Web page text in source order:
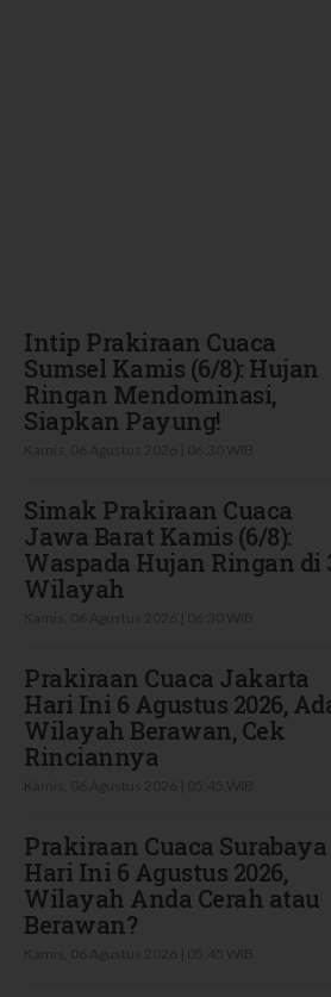
Intip Prakiraan Cuaca
Sumsel Kamis (6/8): Hujan
Ringan Mendominasi,
Siapkan Payung!
Simak Prakiraan Cuaca
Jawa Barat Kamis (6/8):
Waspada Hujan Ringan di
Wilayah
Prakiraan Cuaca Jakarta
Hari Ini 6 Agustus 2026,
Wilayah Berawan, Cek
Rinciannya
Prakiraan Cuaca Surabaya
Hari Ini 6 Agustus 2026,
Wilayah Anda Cerah atau
Berawan?